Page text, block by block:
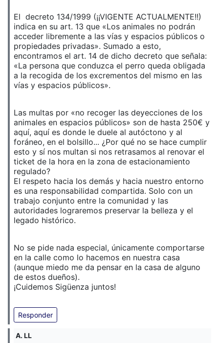
El decreto 134/1999 (¡¡VIGENTE ACTUALMENTE!!)
indica en su art. 13 que «Los animales no podrán
acceder libremente a las vías y espacios públicos o
propiedades privadas». Sumado a esto,
encontramos el art. 14 de dicho decreto que señala:
«La persona que conduzca el perro queda obligada
a la recogida de los excrementos del mismo en las
vías y espacios públicos».
Las multas por «no recoger las deyecciones de los
animales en espacios públicos» son de hasta 250€ y
aquí, aquí es donde le duele al autóctono y al
foráneo, en el bolsillo... ¿Por qué no se hace cumplir
esto y sí nos multan si nos retrasamos al renovar el
ticket de la hora en la zona de estacionamiento
regulado?
El respeto hacia los demás y hacia nuestro entorno
es una responsabilidad compartida. Solo con un
trabajo conjunto entre la comunidad y las
autoridades lograremos preservar la belleza y el
legado histórico.
No se pide nada especial, únicamente comportarse
en la calle como lo hacemos en nuestra casa
(aunque miedo me da pensar en la casa de alguno
de estos dueños).
¡Cuidemos Sigüenza juntos!
Responder
A. LL